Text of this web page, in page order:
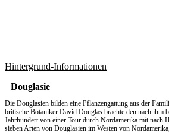
Hintergrund-Informationen
Douglasie
Die Douglasien bilden eine Pflanzengattung aus der
britische Botaniker David Douglas brachte den nach ihm
Jahrhundert von einer Tour durch Nordamerika mit nach
sieben Arten von Douglasien im Westen von